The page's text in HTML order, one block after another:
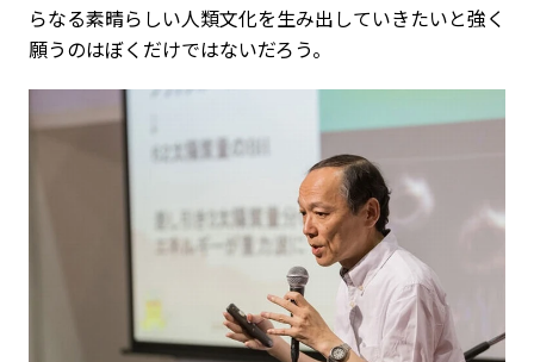
らなる素晴らしい人類文化を生み出していきたいと強く
願うのはぼくだけではないだろう。